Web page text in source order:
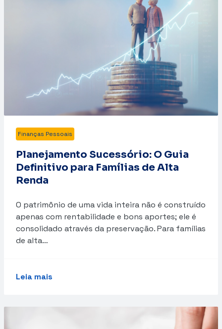
Finanças Pessoais
Planejamento Sucessório: O Guia
Definitivo para Famílias de Alta
Renda
O patrimônio de uma vida inteira não é construído
apenas com rentabilidade e bons aportes; ele é
consolidado através da preservação. Para famílias
de alta…
Leia mais